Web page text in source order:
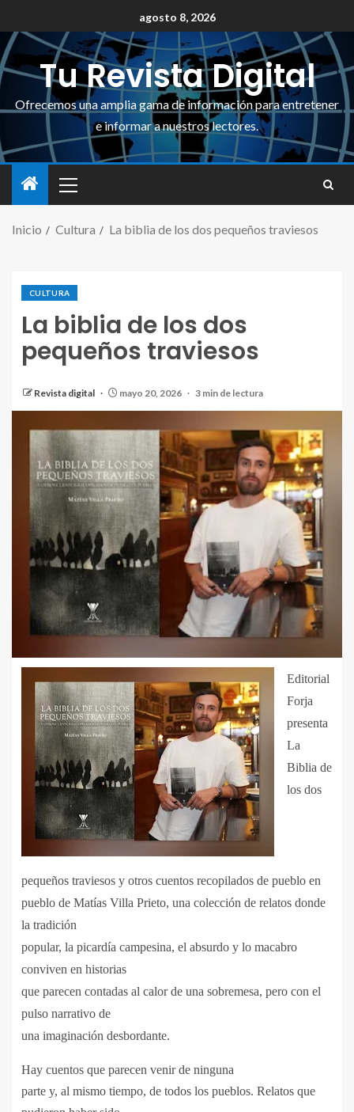
agosto 8, 2026
Tu Revista Digital
Ofrecemos una amplia gama de información para entretener
e informar a nuestros lectores.
Inicio Cultura La biblia de los dos pequeños traviesos
CULTURA
La biblia de los dos
pequeños traviesos
Revista digital mayo 20, 2026 3 min de lectura
Editorial
Forja
presenta
La
Biblia de
los dos
pequeños traviesos y otros cuentos recopilados de pueblo en
pueblo de Matías Villa Prieto, una colección de relatos donde
la tradición
popular, la picardía campesina, el absurdo y lo macabro
conviven en historias
que parecen contadas al calor de una sobremesa, pero con el
pulso narrativo de
una imaginación desbordante.
Hay cuentos que parecen venir de ninguna
parte y, al mismo tiempo, de todos los pueblos. Relatos que